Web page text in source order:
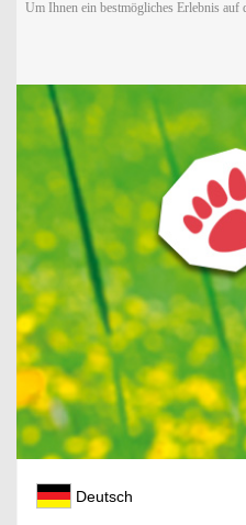
Um Ihnen ein bestmögliches Erlebnis
Deutsch